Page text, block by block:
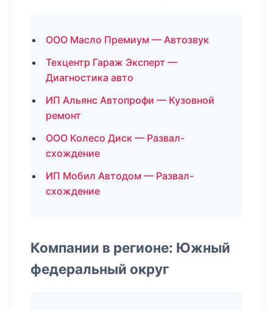
ООО Масло Премиум — Автозвук
Техцентр Гараж Эксперт —
Диагностика авто
ИП Альянс Автопрофи — Кузовной
ремонт
ООО Колесо Диск — Развал-
схождение
ИП Мобил Автодом — Развал-
схождение
Компании в регионе: Южный
федеральный округ